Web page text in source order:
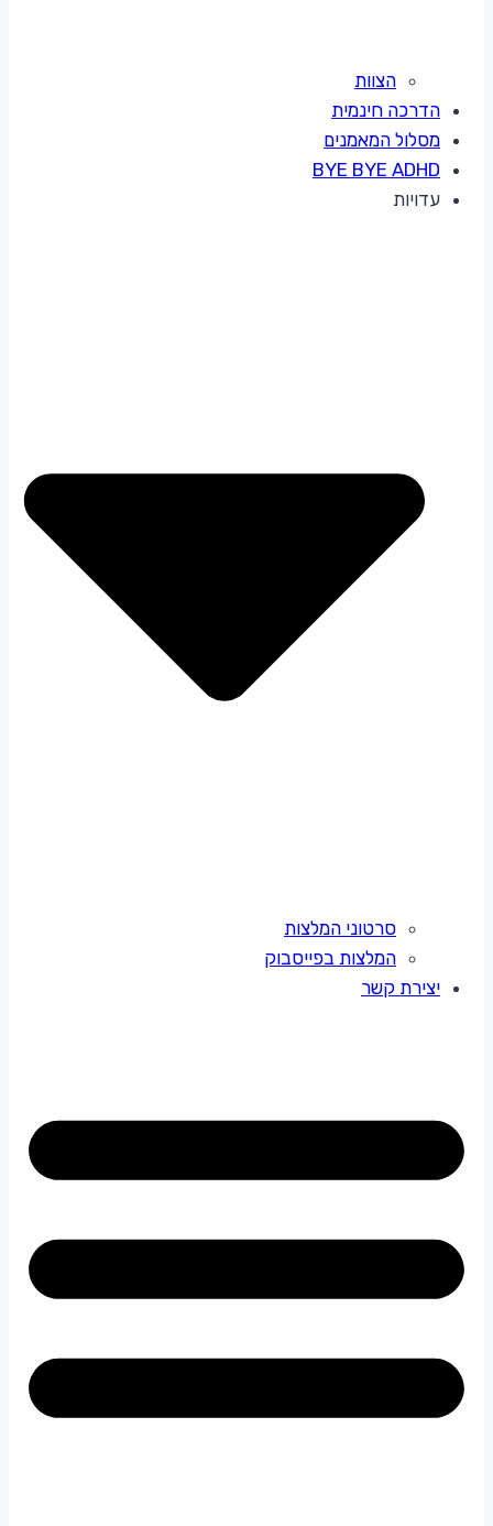
הצוות
הדרכה חינמית
מסלול המאמנים
BYE BYE ADHD
עדויות
סרטוני המלצות
המלצות בפייסבוק
יצירת קשר